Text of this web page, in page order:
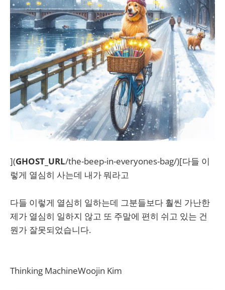
](GHOST_URL/the-beep-in-everyones-bag/)[다들 이
렇게 열심히 사는데 내가 뭐라고
다들 이렇게 열심히 일하는데 그분들보다 훨씬 가난한
제가 열심히 일하지 않고 또 주말에 편히 쉬고 있는 건
뭔가 잘못되었습니다.
Thinking MachineWoojin Kim